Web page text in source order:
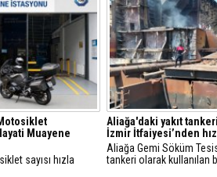
Muayene
sayısı hızla
Aliağa'daki yakıt
İzmir İtfaiyesi’nden
Aliağa Gemi Söküm
tankeri olarak kullanılan